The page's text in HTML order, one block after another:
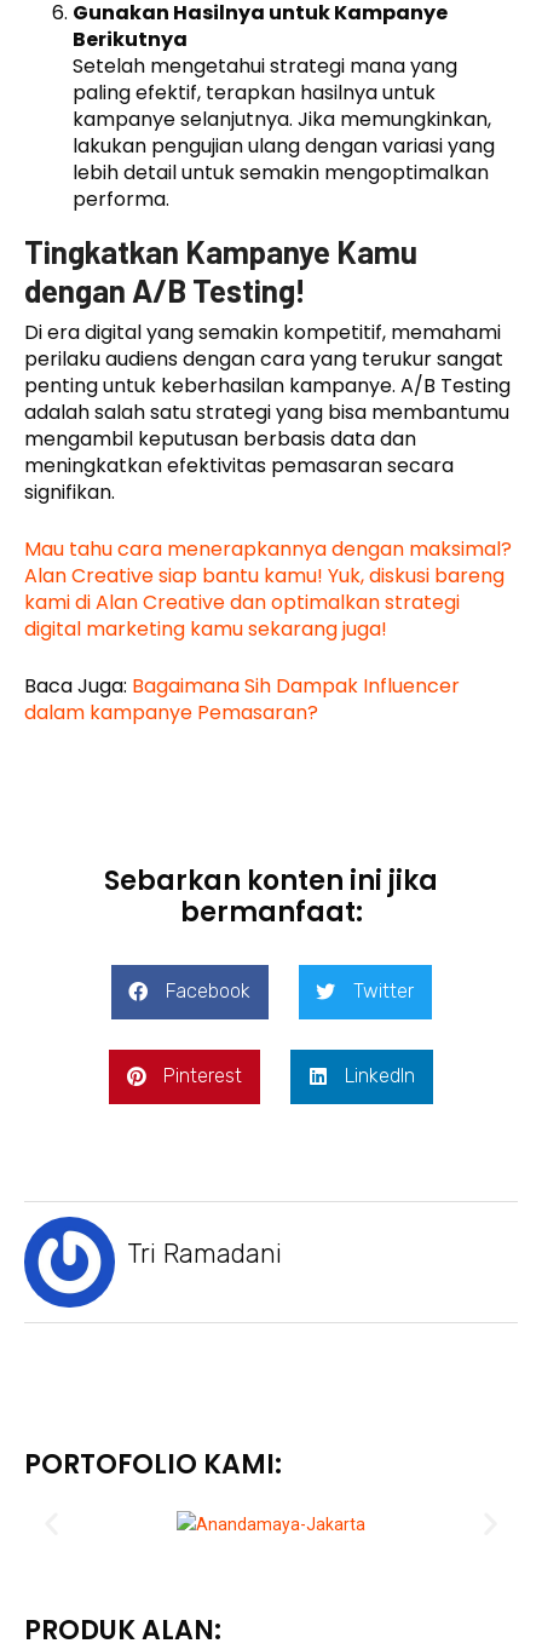
Gunakan Hasilnya untuk Kampanye
Berikutnya
Setelah mengetahui strategi mana yang
paling efektif, terapkan hasilnya untuk
kampanye selanjutnya. Jika memungkinkan,
lakukan pengujian ulang dengan variasi yang
lebih detail untuk semakin mengoptimalkan
performa.
Tingkatkan Kampanye Kamu
dengan A/B Testing!
Di era digital yang semakin kompetitif, memahami
perilaku audiens dengan cara yang terukur sangat
penting untuk keberhasilan kampanye. A/B Testing
adalah salah satu strategi yang bisa membantumu
mengambil keputusan berbasis data dan
meningkatkan efektivitas pemasaran secara
signifikan.
Mau tahu cara menerapkannya dengan maksimal?
Alan Creative siap bantu kamu! Yuk, diskusi bareng
kami di Alan Creative dan optimalkan strategi
digital marketing kamu sekarang juga!
Baca Juga: Bagaimana Sih Dampak Influencer
dalam kampanye Pemasaran?
Sebarkan konten ini jika
bermanfaat:
Facebook Twitter
Pinterest LinkedIn
Tri Ramadani
PORTOFOLIO KAMI:
PRODUK ALAN: